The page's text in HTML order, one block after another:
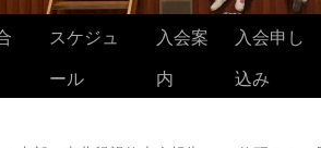
スケジュ
ール
入会案
内
入会申し
込み